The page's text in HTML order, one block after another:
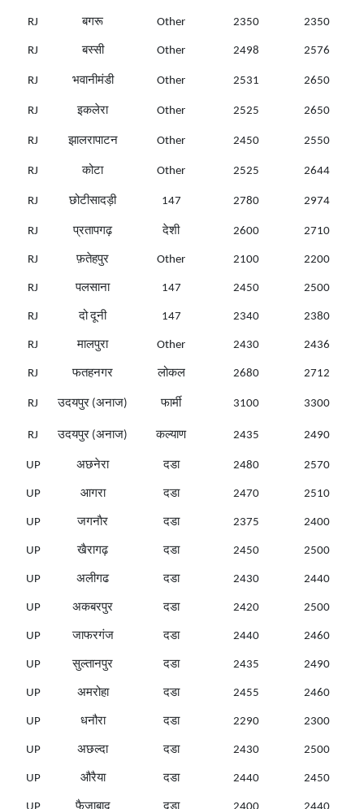
RJ बगरू Other 2350 2350
RJ बस्सी Other 2498 2576
RJ भवानीमंडी Other 2531 2650
RJ इकलेरा Other 2525 2650
RJ झालरापाटन Other 2450 2550
RJ कोटा Other 2525 2644
RJ छोटीसादड़ी 147 2780 2974
RJ प्रतापगढ़ देशी 2600 2710
RJ फ़तेहपुर Other 2100 2200
RJ पलसाना 147 2450 2500
RJ दो दूनी 147 2340 2380
RJ मालपुरा Other 2430 2436
RJ फतहनगर लोकल 2680 2712
RJ उदयपुर (अनाज) फार्मी 3100 3300
RJ उदयपुर (अनाज) कल्याण 2435 2490
UP अछनेरा दडा 2480 2570
UP आगरा दडा 2470 2510
UP जगनाैर दडा 2375 2400
UP खैरागढ़ दडा 2450 2500
UP अलीगढ दडा 2430 2440
UP अकबरपुर दडा 2420 2500
UP जाफरगंज दडा 2440 2460
UP सुल्तानपुर दडा 2435 2490
UP अमरोहा दडा 2455 2460
UP धनौरा दडा 2290 2300
UP अछल्दा दडा 2430 2500
UP औरैया दडा 2440 2450